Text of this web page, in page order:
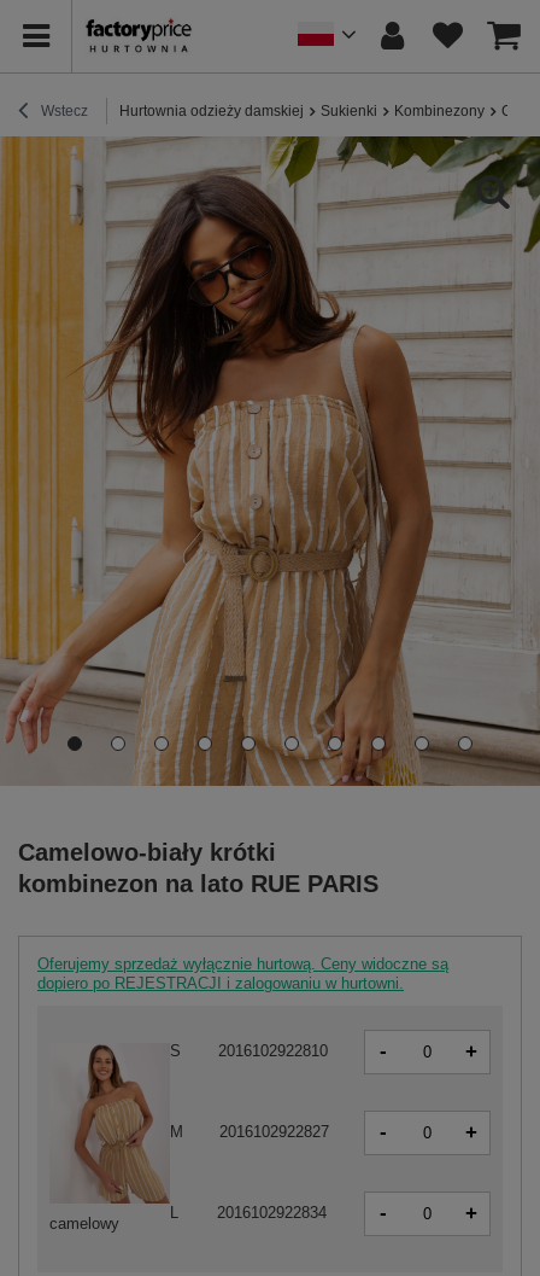
Wstecz Hurtownia odzieży damskiej Sukienki Kombinezony
Camelowo-biały krótki
kombinezon na lato RUE PARIS
Oferujemy sprzedaż wyłącznie hurtową. Ceny widoczne są
dopiero po REJESTRACJI i zalogowaniu w hurtowni.
camelowy
S 2016102922810 - +
M 2016102922827 - +
L 2016102922834 - +